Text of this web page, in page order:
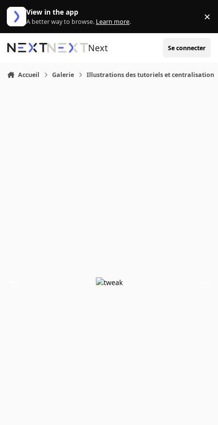
Aller au contenu
View in the app
A better way to browse. Learn more. ×
Next Se connecter
Accueil Galerie Illustrations des tutoriels et centralisation